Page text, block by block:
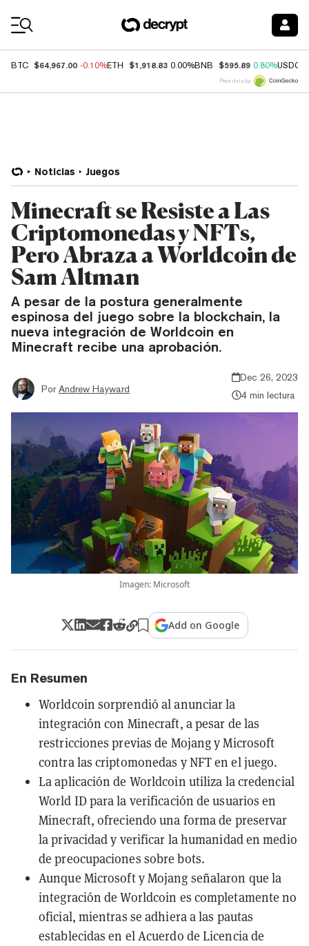
BTC $64,967.00 -0.10%ETH $1,918.83 0.00%BNB $595.89 0.80%USDC
Price data by
Noticias Juegos
Minecraft se Resiste a Las
Criptomonedas y NFTs,
Pero Abraza a Worldcoin de
Sam Altman
A pesar de la postura generalmente
espinosa del juego sobre la blockchain, la
nueva integración de Worldcoin en
Minecraft recibe una aprobación.
Por Andrew Hayward
Dec 26, 2023
4 min lectura
Imagen: Microsoft
Add on Google
En Resumen
Worldcoin sorprendió al anunciar la
integración con Minecraft, a pesar de las
restricciones previas de Mojang y Microsoft
contra las criptomonedas y NFT en el juego.
La aplicación de Worldcoin utiliza la credencial
World ID para la verificación de usuarios en
Minecraft, ofreciendo una forma de preservar
la privacidad y verificar la humanidad en medio
de preocupaciones sobre bots.
Aunque Microsoft y Mojang señalaron que la
integración de Worldcoin es completamente no
oficial, mientras se adhiera a las pautas
establecidas en el Acuerdo de Licencia de